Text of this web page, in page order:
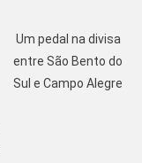
Um pedal na divisa
entre São Bento do
Sul e Campo Alegre